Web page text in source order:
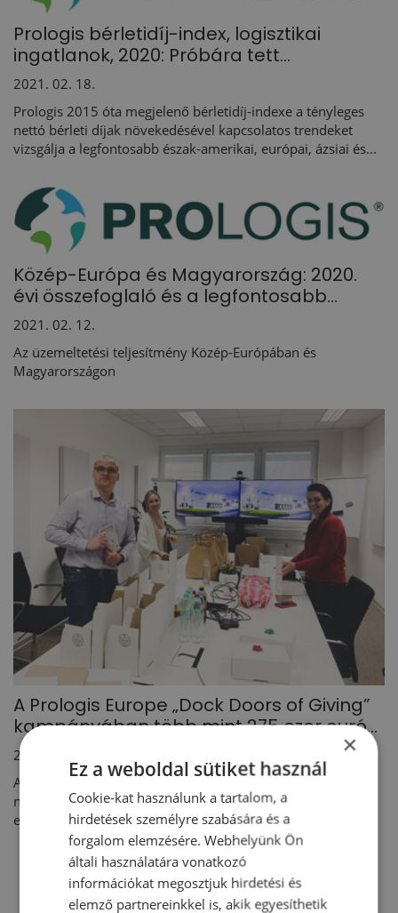
Prologis bérletidíj-index, logisztikai
ingatlanok, 2020: Próbára tett...
2021. 02. 18.
Prologis 2015 óta megjelenő bérletidíj-indexe a tényleges
nettó bérleti díjak növekedésével kapcsolatos trendeket
vizsgálja a legfontosabb észak-amerikai, európai, ázsiai és...
Közép-Európa és Magyarország: 2020.
évi összefoglaló és a legfontosabb...
2021. 02. 12.
Az üzemeltetési teljesítmény Közép-Európában és
Magyarországon
A Prologis Europe „Dock Doors of Giving”
kampányában több mint 275 ezer euró...
2021. 02. 04.
A Prologis, a logisztikai ingatlanpiac vezető vállalata, a mai
napon tette közzé európai jótékonysági kampányának
eredményeit, ezzel is erősítve elkötelezettségét a helyi...
1 … 6 7 8 9 10
×
Ez a weboldal sütiket használ
Cookie-kat használunk a tartalom, a
hirdetések személyre szabására és a
forgalom elemzésére. Webhelyünk Ön
általi használatára vonatkozó
információkat megosztjuk hirdetési és
elemző partnereinkkel is, akik egyesíthetik